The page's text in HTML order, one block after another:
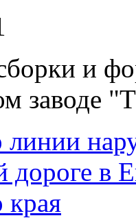
и
заводе
линии
дороге в
края